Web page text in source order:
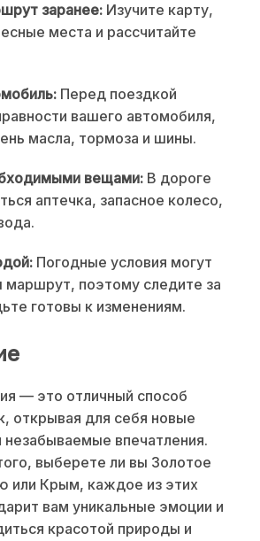
заранее: Изучите карту,
места и рассчитайте
Перед поездкой
вашего автомобиля,
масла, тормоза и шины.
вещами: В дороге
аптечка, запасное колесо,
Погодные условия могут
маршрут, поэтому следите за
готовы к изменениям.
— это отличный способ
открывая для себя новые
незабываемые впечатления.
выберете ли вы Золотое
или Крым, каждое из этих
вам уникальные эмоции и
красотой природы и